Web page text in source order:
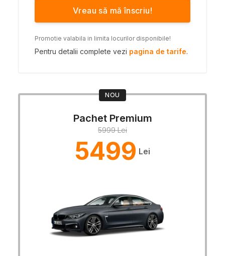
Vreau să mă înscriu!
Promotie valabila in limita locurilor disponibile!
Pentru detalii complete vezi pagina de tarife.
NOU
Pachet Premium
5999 Lei
5499 Lei